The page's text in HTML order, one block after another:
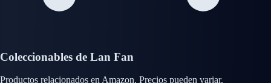
Coleccionables de Lan Fan
Productos relacionados en Amazon. Precios pueden variar.